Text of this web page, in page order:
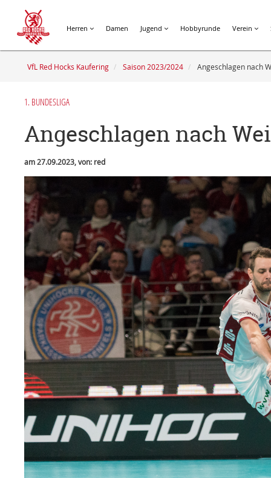
Herren Damen Jugend Hobbyrunde Verein
VfL Red Hocks Kaufering Saison 2023/2024 Angeschlagen nach
1. BUNDESLIGA
Angeschlagen nach
am 27.09.2023, von: red